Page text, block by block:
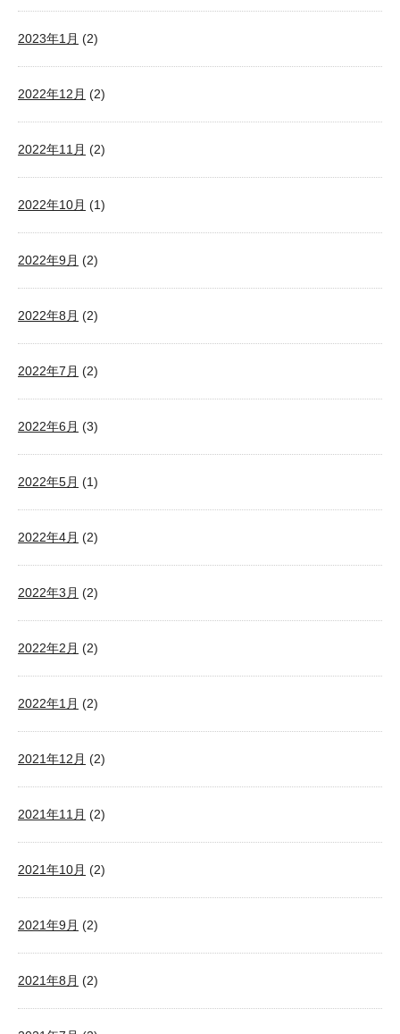
2023年1月 (2)
2022年12月 (2)
2022年11月 (2)
2022年10月 (1)
2022年9月 (2)
2022年8月 (2)
2022年7月 (2)
2022年6月 (3)
2022年5月 (1)
2022年4月 (2)
2022年3月 (2)
2022年2月 (2)
2022年1月 (2)
2021年12月 (2)
2021年11月 (2)
2021年10月 (2)
2021年9月 (2)
2021年8月 (2)